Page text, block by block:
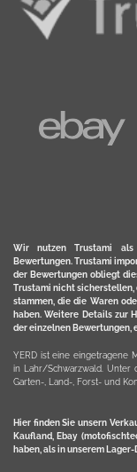
Wir nutzen Trustami als
Bewertungen. Trustami
der Bewertungen obliegt
Trustami nicht sicherstellen,
stammen, die die Waren
haben. Weitere Details zur
der einzelnen Bewertungen,
YERD ist eine eingetragene
in Lahr/Schwarzwald. Unter
Garten-, Land-, Forst- und
Hier finden Sie unsern
Kaufland, Ebay
haben, als in unserem